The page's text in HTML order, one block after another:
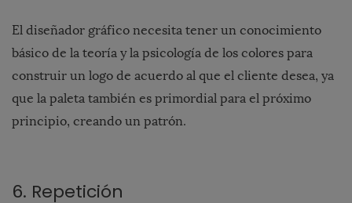
El diseñador gráfico necesita tener un conocimiento
básico de la teoría y la psicología de los colores para
construir un logo de acuerdo al que el cliente desea, ya
que la paleta también es primordial para el próximo
principio, creando un patrón.
6. Repetición